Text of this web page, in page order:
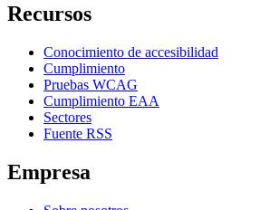
Recursos
Conocimiento de accesibilidad
Cumplimiento
Pruebas WCAG
Cumplimiento EAA
Sectores
Fuente RSS
Empresa